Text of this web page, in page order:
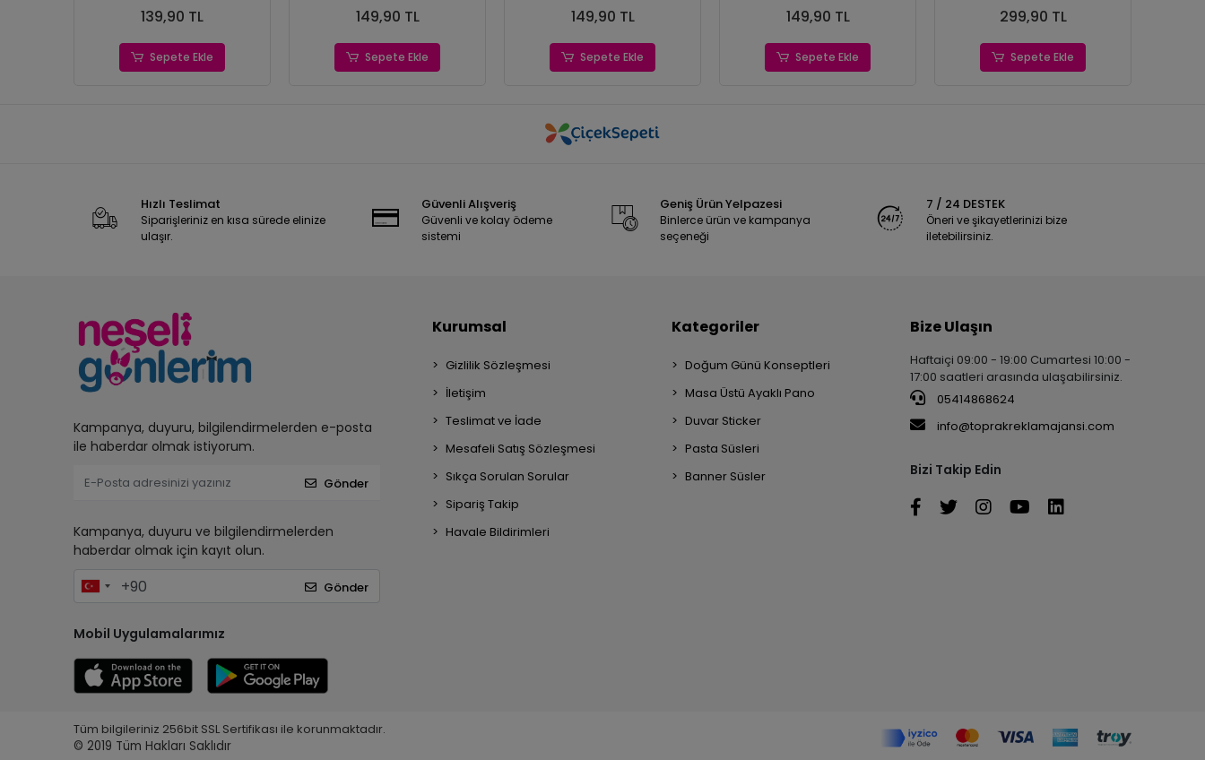
139,90 TL
Sepete Ekle
149,90 TL
Sepete Ekle
149,90 TL
Sepete Ekle
149,90 TL
Sepete Ekle
299,90 TL
Sepete Ekle
Hızlı Teslimat
Siparişleriniz en kısa sürede elinize
ulaşır.
Güvenli Alışveriş
Güvenli ve kolay ödeme
sistemi
Geniş Ürün Yelpazesi
Binlerce ürün ve kampanya
seçeneği
7 / 24 DESTEK
Öneri ve şikayetlerinizi bize
iletebilirsiniz.
Kampanya, duyuru, bilgilendirmelerden e-posta
ile haberdar olmak istiyorum.
Gönder
Kampanya, duyuru ve bilgilendirmelerden
haberdar olmak için kayıt olun.
Gönder
Mobil Uygulamalarımız
Kurumsal
Gizlilik Sözleşmesi
İletişim
Teslimat ve İade
Mesafeli Satış Sözleşmesi
Sıkça Sorulan Sorular
Sipariş Takip
Havale Bildirimleri
Kategoriler
Doğum Günü Konseptleri
Masa Üstü Ayaklı Pano
Duvar Sticker
Pasta Süsleri
Banner Süsler
Bize Ulaşın
Haftaiçi 09:00 - 19:00 Cumartesi 10:00 -
17:00 saatleri arasında ulaşabilirsiniz.
05414868624
info@toprakreklamajansi.com
Bizi Takip Edin
Tüm bilgileriniz 256bit SSL Sertifikası ile korunmaktadır.
© 2019 Tüm Hakları Saklıdır